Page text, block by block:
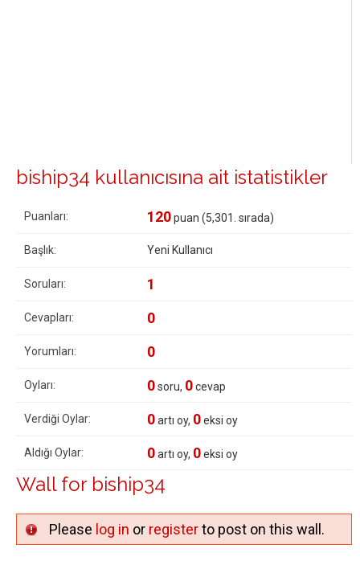
biship34 kullanıcısına ait istatistikler
Puanları: 120puan (5,301 . sırada)
Başlık: Yeni Kullanıcı
Soruları: 1
Cevapları: 0
Yorumları: 0
Oyları: 0soru, 0cevap
Verdiği Oylar: 0artı oy, 0eksi oy
Aldığı Oylar: 0artı oy, 0eksi oy
Wall for biship34
Please log in or registerto post on this wall.